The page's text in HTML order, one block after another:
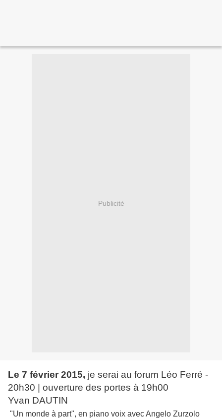
Publicité
Le 7 février 2015, je serai au forum Léo Ferré -
20h30 | ouverture des portes à 19h00
Yvan DAUTIN
"Un monde à part", en piano voix avec Angelo Zurzolo